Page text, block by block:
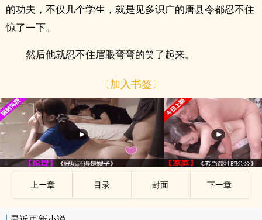
的功夫，不仅几个学生，就是见多识广的唐县令都忍不住
惊了一下。
然后他就忍不住眉眼弯弯的笑了起来。
〔加入书签〕
上ー章 目录 封面 下ー章